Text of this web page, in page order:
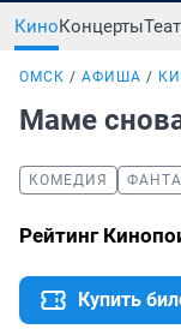
КиноКонцерты
ОМСК АФИША
Маме
КОМЕДИЯ
Рейтинг
Купить